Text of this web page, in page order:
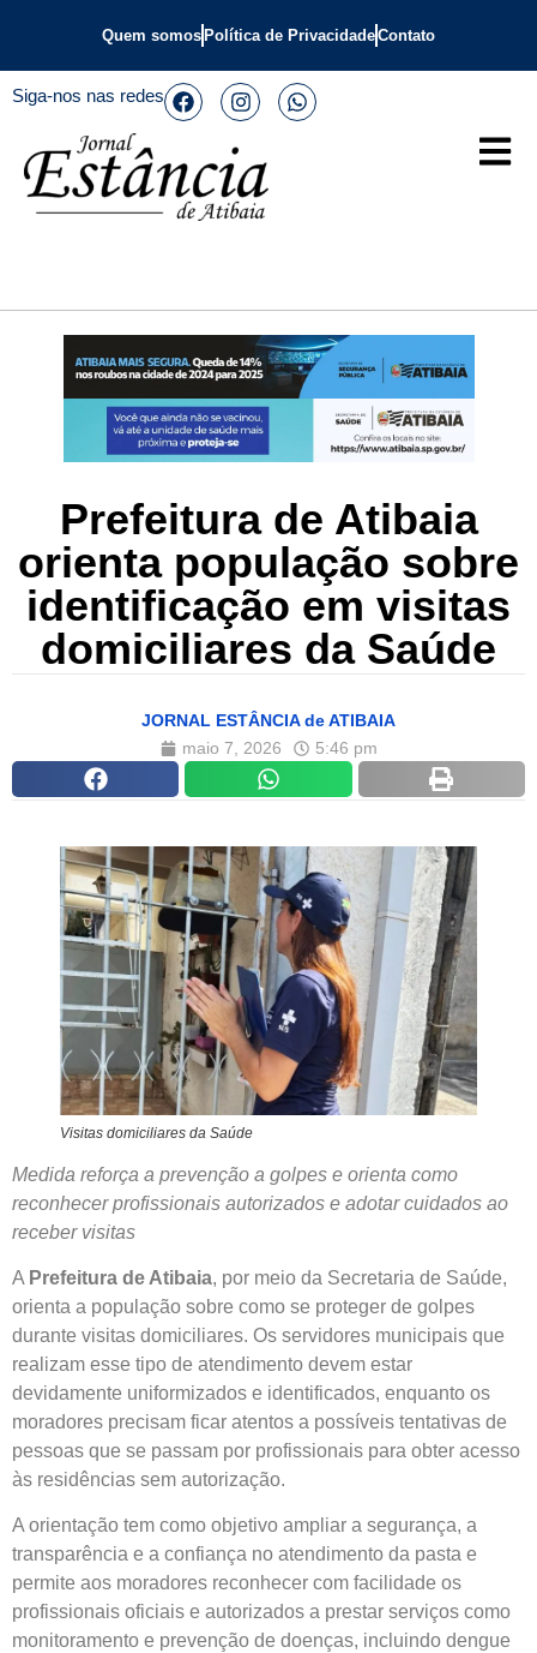
Quem somos Política de PrivacidadeContato
Siga-nos nas redes
Prefeitura de Atibaia
orienta população sobre
identificação em visitas
domiciliares da Saúde
JORNAL ESTÂNCIA de ATIBAIA
maio 7, 2026
5:46 pm
Visitas domiciliares da Saúde
Medida reforça a prevenção a golpes e orienta como
reconhecer profissionais autorizados e adotar cuidados ao
receber visitas
A Prefeitura de Atibaia, por meio da Secretaria de Saúde,
orienta a população sobre como se proteger de golpes
durante visitas domiciliares. Os servidores municipais que
realizam esse tipo de atendimento devem estar
devidamente uniformizados e identificados, enquanto os
moradores precisam ficar atentos a possíveis tentativas de
pessoas que se passam por profissionais para obter acesso
às residências sem autorização.
A orientação tem como objetivo ampliar a segurança, a
transparência e a confiança no atendimento da pasta e
permite aos moradores reconhecer com facilidade os
profissionais oficiais e autorizados a prestar serviços como
monitoramento e prevenção de doenças, incluindo dengue